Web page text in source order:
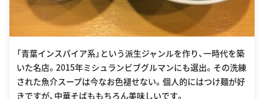
「青葉インスパイア系」という派生ジャンルを作り、一時代を築
いた名店。2015年ミシュランビブグルマンにも選出。その洗練
された魚介スープは今なお色褪せない。個人的にはつけ麺が好
きですが、中華そばももちろん美味しいです。